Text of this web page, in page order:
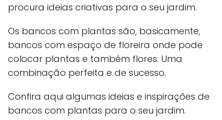
procura ideias criativas para o seu jardim.
Os bancos com plantas são, basicamente,
bancos com espaço de floreira onde pode
colocar plantas e também flores. Uma
combinação perfeita e de sucesso.
Confira aqui algumas ideias e inspirações de
bancos com plantas para o seu jardim.